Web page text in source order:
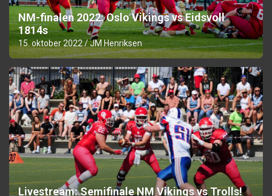
NM-finalen 2022: Oslo Vikings vs Eidsvoll
1814s
15. oktober 2022 JM Henriksen
Livestream: Semifinale NM Vikings vs Trolls!